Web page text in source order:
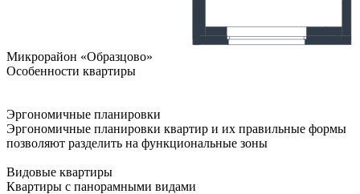
Микрорайон «Образцово»
Особенности квартиры
Эргономичные планировки
Эргономичные планировки квартир и их правильные формы
позволяют разделить на функциональные зоны
Видовые квартиры
Квартиры с панорамными видами